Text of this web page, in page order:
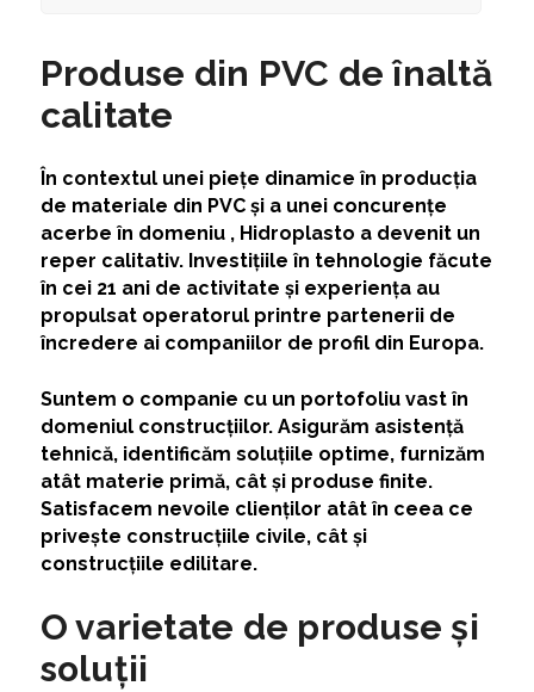
Produse din PVC de înaltă
calitate
În contextul unei piețe dinamice în producția
de materiale din PVC și a unei concurențe
acerbe în domeniu , Hidroplasto a devenit un
reper calitativ. Investițiile în tehnologie făcute
în cei 21 ani de activitate și experiența au
propulsat operatorul printre partenerii de
încredere ai companiilor de profil din Europa.
Suntem o companie cu un portofoliu vast în
domeniul construcțiilor. Asigurăm asistență
tehnică, identificăm soluțiile optime, furnizăm
atât materie primă, cât și produse finite.
Satisfacem nevoile clienților atât în ceea ce
privește construcțiile civile, cât și
construcțiile edilitare.
O varietate de produse și
soluții